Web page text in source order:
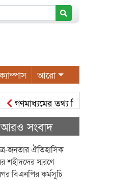
আরো
তথ্য বিকৃত হলে বিভ্রান্তি ও
হোল্ডিং ট্যাক্স পরিশোধে
আরও সংবাদ
জনতার ঐতিহাসিক
শহীদদের স্মরণে
বিএনপির কর্মসূচি